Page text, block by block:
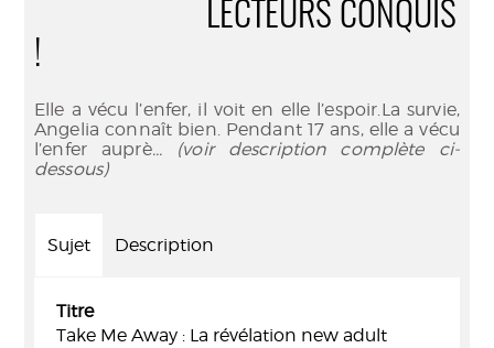
LECTEURS CONQUIS
!
Elle a vécu l’enfer, il voit en elle l’espoir.La survie,
Angelia connaît bien. Pendant 17 ans, elle a vécu
l’enfer auprè... (voir description complète ci-
dessous)
Sujet Description
Titre
Take Me Away : La révélation new adult